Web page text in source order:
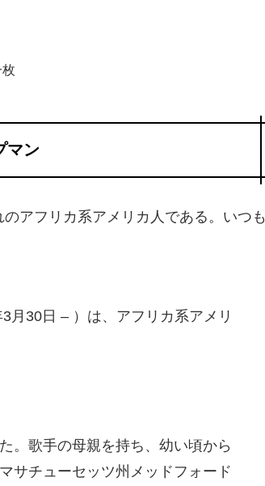
マン
アフリカ系アメリカ人である。いつも
月30日 – ）は、アフリカ系アメリ
。歌手の母親を持ち、幼い頃から
サチューセッツ州メッドフォード